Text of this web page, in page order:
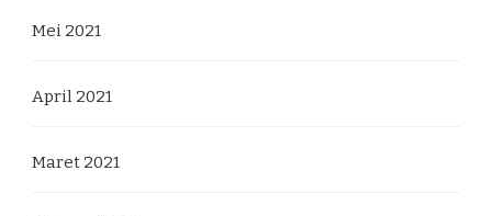
Mei 2021
April 2021
Maret 2021